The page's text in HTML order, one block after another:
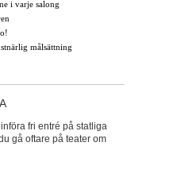
i varje salong
målsättning
fri entré på statliga
gå oftare på teater om